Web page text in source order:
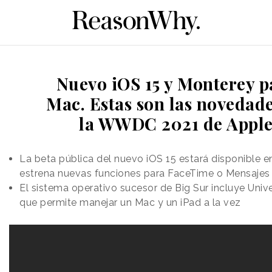
Nuevo iOS 15 y Monterey
Mac. Estas son las
la WWDC 2021 de
La beta pública del nuevo iOS 15 estará disponible
estrena nuevas funciones para FaceTime o Mensajes
El sistema operativo sucesor de Big Sur incluye
que permite manejar un Mac y un iPad a la vez